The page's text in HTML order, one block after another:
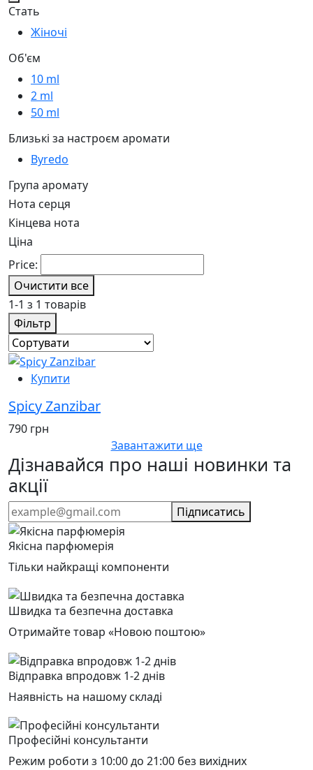
Стать
Жіночі
Об'єм
10 ml
2 ml
50 ml
Близькі за настроєм аромати
Byredo
Група аромату
Нота серця
Кінцева нота
Ціна
Price:
Очистити все
1-1 з 1 товарів
Фільтр
Купити
Spicy Zanzibar
790 грн
Завантажити ще
Дізнавайся про наші новинки та
акції
Підписатись
Якісна парфюмерія
Тільки найкращі компоненти
Швидка та безпечна доставка
Отримайте товар «Новою поштою»
Відправка впродовж 1-2 днів
Наявність на нашому складі
Професійні консультанти
Режим роботи з 10:00 до 21:00 без вихідних